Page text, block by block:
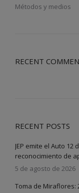
Métodos y medios
RECENT
RECENT POSTS
JEP emite el Auto 12
reconocimiento de
5 de agosto de 2026
Toma de Miraflores: